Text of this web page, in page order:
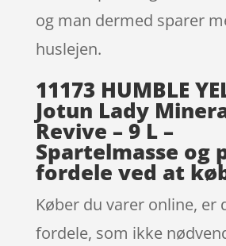
og man dermed sparer
huslejen.
11173 HUMBLE
Jotun Lady
Revive – 9 L –
Spartelmasse og
fordele ved at
Køber du varer online, er
fordele, som ikke